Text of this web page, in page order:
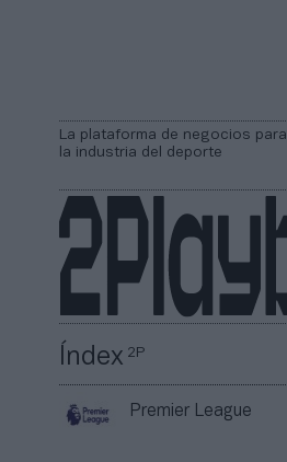
La plataforma de negocios para
la industria del deporte
Índex2P
Premier League